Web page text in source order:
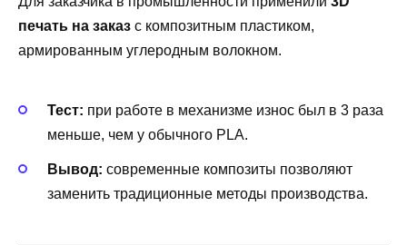
печать на заказ с композитным пластиком,
армированным углеродным волокном.
Тест: при работе в механизме износ был в 3 раза
меньше, чем у обычного PLA.
Вывод: современные композиты позволяют
заменить традиционные методы производства.